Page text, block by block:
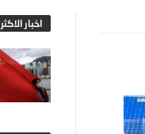
اخبار